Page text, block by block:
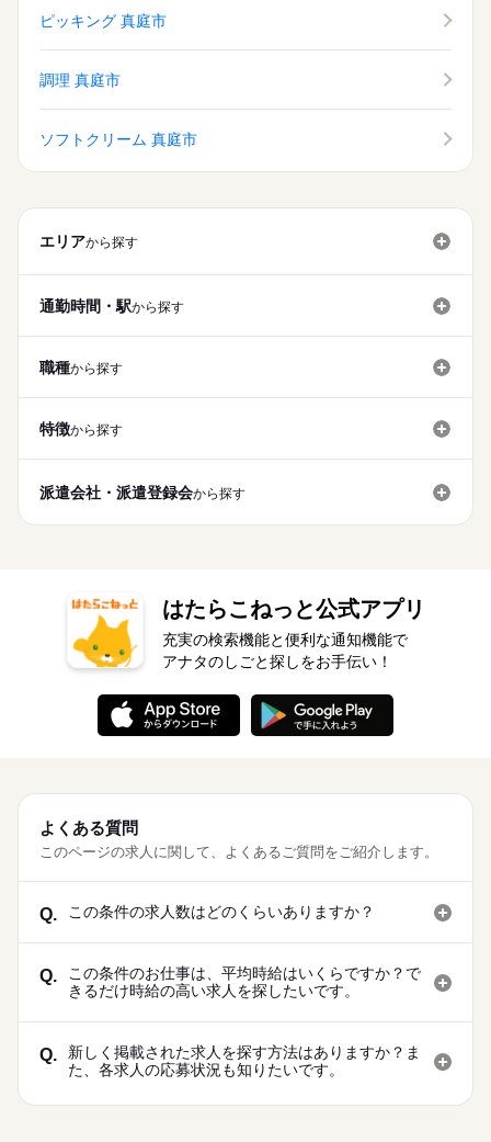
ピッキング 真庭市
調理 真庭市
ソフトクリーム 真庭市
エリアから探す
通勤時間・駅から探す
職種から探す
特徴から探す
派遣会社・派遣登録会から探す
はたらこねっと公式アプリ
充実の検索機能と便利な通知機能で
アナタのしごと探しをお手伝い！
よくある質問
このページの求人に関して、よくあるご質問をご紹介します。
Q. この条件の求人数はどのくらいありますか？
Q.
この条件のお仕事は、平均時給はいくらですか？で
きるだけ時給の高い求人を探したいです。
Q.
新しく掲載された求人を探す方法はありますか？ま
た、各求人の応募状況も知りたいです。